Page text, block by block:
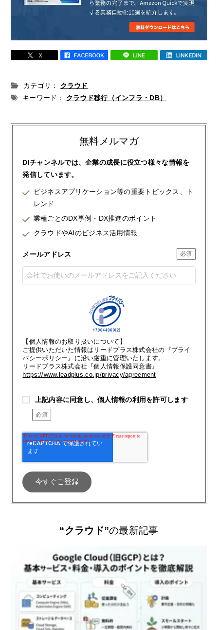
カテゴリ：
クラウド
キーワード：
クラウド移行（インフラ・DB）
無料メルマガ
DIチャンネルでは、企業の成長に役立つ様々な情報を
発信しています。
ビジネスアプリケーション等の重要トピックス、ト
レンド
業種ごとのDX事例・DX推進のポイント
クラウドやAIのビジネス活用情報
メールアドレス
【個人情報のお取り扱いについて】
ご提供いただいた情報はリードプラス株式会社の『プライ
バシーポリシー』に沿い厳重に管理いたします。
リードプラス株式会社『個人情報保護同意書』
https://www.leadplus.co.jp/privacy/agreement
上記内容に同意し、個人情報の利用を許可します
“クラウド”の最新記事